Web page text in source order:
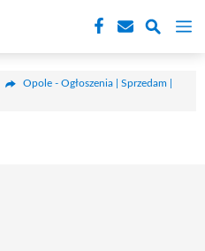
Opole - Ogłoszenia | Sprzedam |